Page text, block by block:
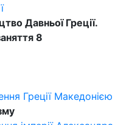
Давньої Греції.
8
Греції Македонією